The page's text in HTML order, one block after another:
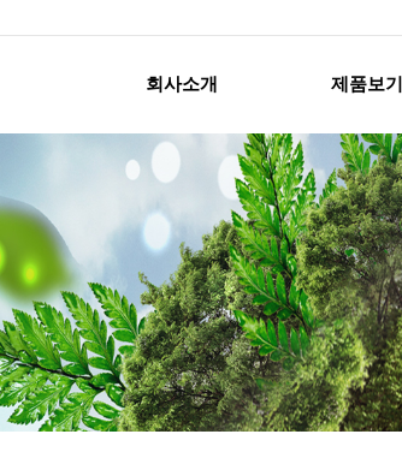
회사소개 제품보기